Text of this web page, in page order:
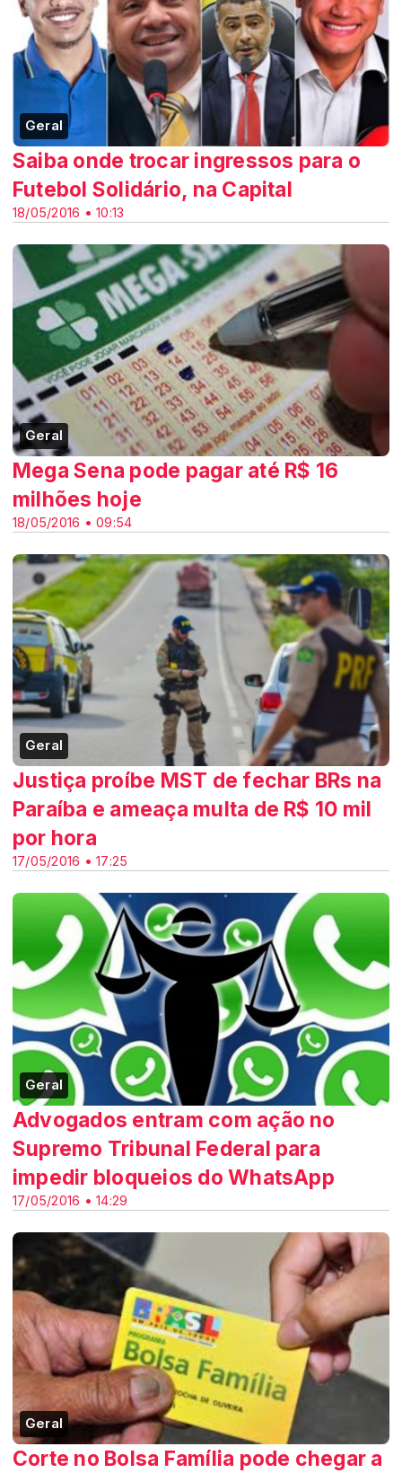
Geral
18/05/2016 • 10:13
Saiba onde trocar ingressos para o
Futebol Solidário, na Capital
Geral
18/05/2016 • 09:54
Mega Sena pode pagar até R$ 16
milhões hoje
Geral
17/05/2016 • 17:25
Justiça proíbe MST de fechar BRs na
Paraíba e ameaça multa de R$ 10 mil
por hora
Geral
17/05/2016 • 14:29
Advogados entram com ação no
Supremo Tribunal Federal para
impedir bloqueios do WhatsApp
Geral
Corte no Bolsa Família pode chegar a